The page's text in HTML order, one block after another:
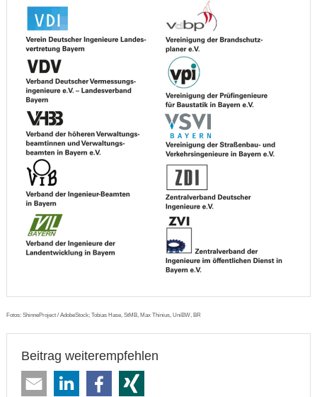
Fotos: ShinneProject / AdobeStock; Tobias Hase, StMB, Max Thinius, UniBW, BR
Beitrag weiterempfehlen